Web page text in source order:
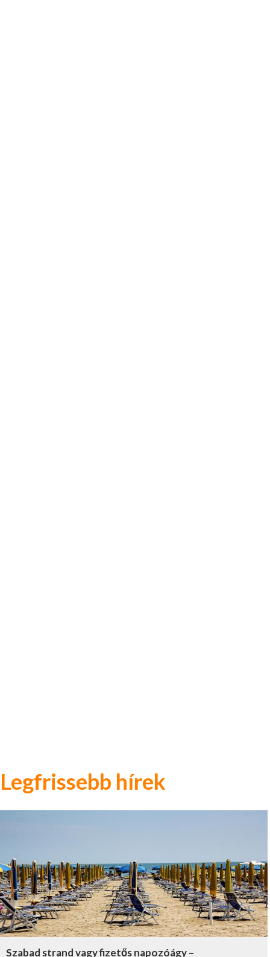
Legfrissebb hírek
Szabad strand vagy fizetős napozóágy –